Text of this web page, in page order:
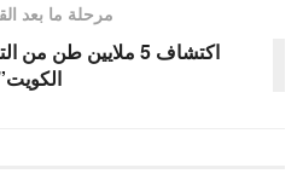
مرحلة ما بعد
اكتشاف 5 ملايين طن